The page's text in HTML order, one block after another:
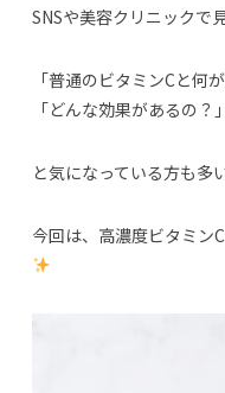
SNSや美容クリニックで
「普通のビタミンCと何
「どんな効果があるの？」
と気になっている方も多
今回は、高濃度ビタミン